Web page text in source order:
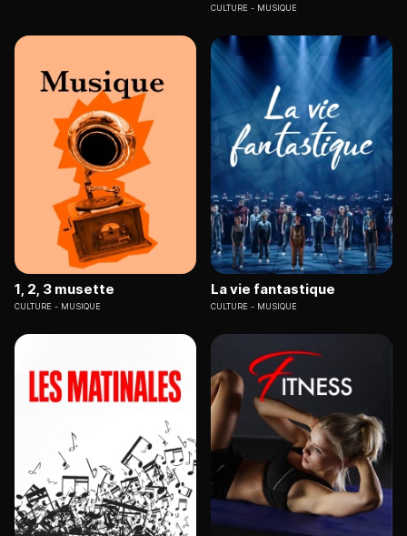
CULTURE MUSIQUE
1, 2, 3 musette
CULTURE MUSIQUE
La vie fantastique
CULTURE MUSIQUE